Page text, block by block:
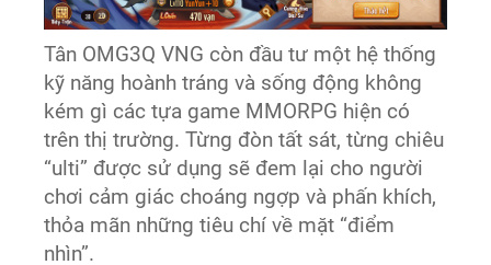
Tân OMG3Q VNG còn đầu tư một hệ thống
kỹ năng hoành tráng và sống động không
kém gì các tựa game MMORPG hiện có
trên thị trường. Từng đòn tất sát, từng chiêu
“ulti” được sử dụng sẽ đem lại cho người
chơi cảm giác choáng ngợp và phấn khích,
thỏa mãn những tiêu chí về mặt “điểm
nhìn”.